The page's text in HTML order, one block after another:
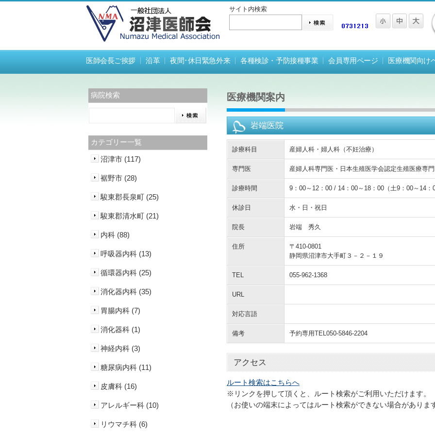
サイト内検索
医師会長ご挨拶 沿革 夜間･休日緊急外来 各種検診・予防接種事業 会員専用ページ 医療機関向け
医療機関案内
岩端医院
診療科目 産婦人科・婦人科（不妊治療）
専門医 産婦人科専門医・日本生殖医学会認定生殖医療専
診療時間 9：00～12：00 / 14：00～18：00（土9：00～14：
休診日 水・日・祝日
院長 岩端 秀久
住所
〒410-0801
静岡県沼津市大手町３－２－１９
TEL 055-962-1368
URL
対応言語
備考 予約専用TEL050-5846-2204
アクセス
ルート検索はこちらへ
※リンクを押して頂くと、ルート検索がご利用いただけます。
（お使いの端末によってはルート検索ができない場合がありま
病院検索
カテゴリー一覧
沼津市 (117)
裾野市 (28)
駿東郡長泉町 (25)
駿東郡清水町 (21)
内科 (88)
呼吸器内科 (13)
循環器内科 (25)
消化器内科 (35)
胃腸内科 (7)
消化器科 (1)
神経内科 (3)
糖尿病内科 (11)
皮膚科 (16)
アレルギー科 (10)
リウマチ科 (6)